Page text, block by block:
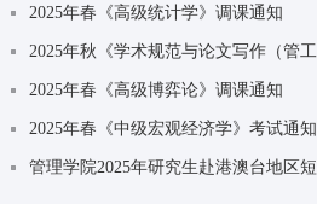
​2025年春《高级统计学》调课通知
​2025年春《高级博弈论》调课通知
2025年春《中级宏观经济学》考试通知